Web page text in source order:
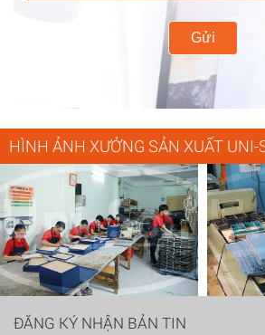
Gửi
HÌNH ẢNH XƯỞNG SẢN XUẤT UNI-
ĐĂNG KÝ NHẬN BẢN TIN